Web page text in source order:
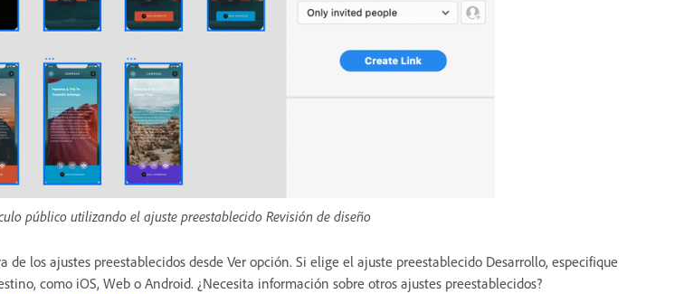
público utilizando el ajuste preestablecido Revisión de diseño
de los ajustes preestablecidos desde Ver opción. Si elige el ajuste preestablecido Desarrollo, especifique
como iOS, Web o Android. ¿Necesita información sobre otros ajustes preestablecidos?